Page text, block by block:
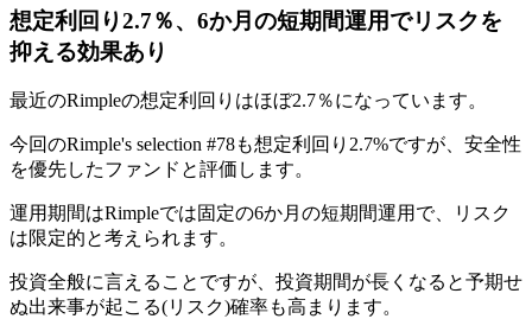
想定利回り2.7％、6か月の短期間運用でリスクを
抑える効果あり
最近のRimpleの想定利回りはほぼ2.7％になっています。
今回のRimple's selection #78も想定利回り2.7%ですが、安全性
を優先したファンドと評価します。
運用期間はRimpleでは固定の6か月の短期間運用で、リスク
は限定的と考えられます。
投資全般に言えることですが、投資期間が長くなると予期せ
ぬ出来事が起こる(リスク)確率も高まります。